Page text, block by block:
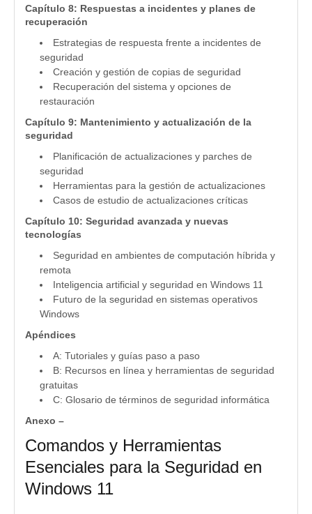
Capítulo 8: Respuestas a incidentes y planes de
recuperación
Estrategias de respuesta frente a incidentes de
seguridad
Creación y gestión de copias de seguridad
Recuperación del sistema y opciones de
restauración
Capítulo 9: Mantenimiento y actualización de la
seguridad
Planificación de actualizaciones y parches de
seguridad
Herramientas para la gestión de actualizaciones
Casos de estudio de actualizaciones críticas
Capítulo 10: Seguridad avanzada y nuevas
tecnologías
Seguridad en ambientes de computación híbrida y
remota
Inteligencia artificial y seguridad en Windows 11
Futuro de la seguridad en sistemas operativos
Windows
Apéndices
A: Tutoriales y guías paso a paso
B: Recursos en línea y herramientas de seguridad
gratuitas
C: Glosario de términos de seguridad informática
Anexo –
Comandos y Herramientas
Esenciales para la Seguridad en
Windows 11